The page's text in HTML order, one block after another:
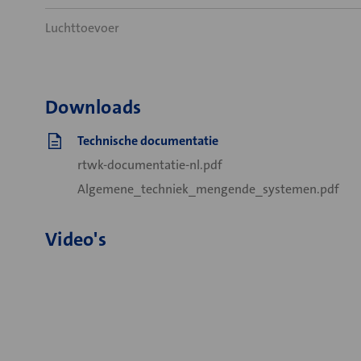
Luchttoevoer
Downloads
Technische documentatie
rtwk-documentatie-nl.pdf
Algemene_techniek_mengende_systemen.pdf
Video's